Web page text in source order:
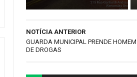
NOTÍCIA ANTERIOR
GUARDA MUNICIPAL PRENDE HOMEM
DE DROGAS